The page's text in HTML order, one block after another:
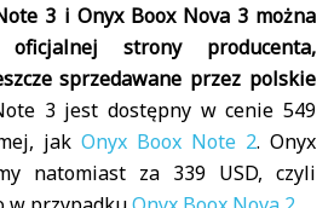
3 i Onyx Boox Nova 3 można
strony producenta,
sprzedawane przez polskie
3 jest dostępny w cenie 549
jak Onyx Boox Note 2. Onyx
natomiast za 339 USD, czyli